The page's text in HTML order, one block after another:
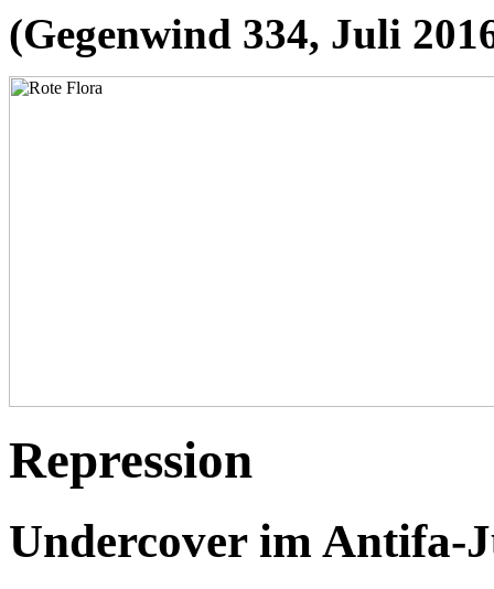
(Gegenwind 334, Juli
Repression
Undercover im Antifa-